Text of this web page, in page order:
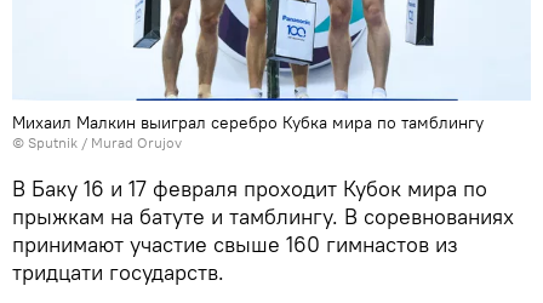
Михаил Малкин выиграл серебро Кубка мира по тамблингу
© Sputnik / Murad Orujov
В Баку 16 и 17 февраля проходит Кубок мира по
прыжкам на батуте и тамблингу. В соревнованиях
принимают участие свыше 160 гимнастов из
тридцати государств.